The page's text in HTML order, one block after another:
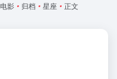
电影 • 归档 • 星座 • 正文